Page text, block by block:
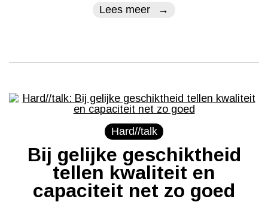
Lees meer
Hard//talk
Bij gelijke geschiktheid
tellen kwaliteit en
capaciteit net zo goed